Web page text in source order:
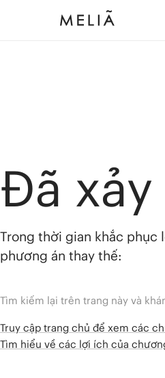
Đã
Trong thời gian khắc phục
phương án thay thế:
Tìm kiếm lại trên trang này và
Truy cập trang chủ để xem các
Tìm hiểu về các lợi ích của